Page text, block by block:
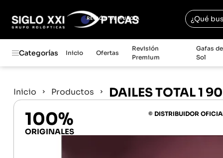
REGIÓN DE MURCIA
Categorías Inicio Ofertas
Revisión
Premium
Gafas de
Sol
Inicio Productos DAILES TOTAL 1 90
100%
ORIGINALES
© DISTRIBUIDOR